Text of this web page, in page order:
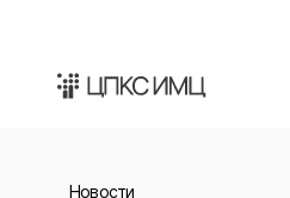
Новости